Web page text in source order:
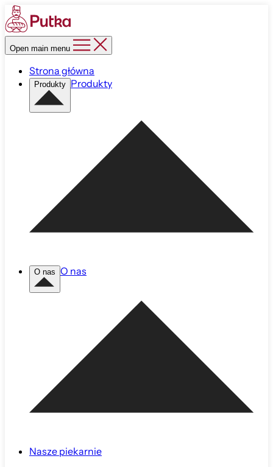
Open main menu
Strona główna
Produkty Produkty
O nas O nas
Nasze piekarnie